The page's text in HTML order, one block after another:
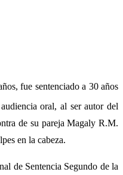
fue sentenciado a 30 años
oral, al ser autor del
de su pareja Magaly R.M.
en la cabeza.
de Sentencia Segundo de la